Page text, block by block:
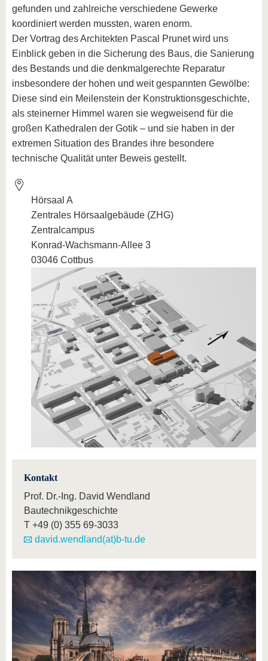
gefunden und zahlreiche verschiedene Gewerke
koordiniert werden mussten, waren enorm.
Der Vortrag des Architekten Pascal Prunet wird uns
Einblick geben in die Sicherung des Baus, die Sanierung
des Bestands und die denkmalgerechte Reparatur
insbesondere der hohen und weit gespannten Gewölbe:
Diese sind ein Meilenstein der Konstruktionsgeschichte,
als steinerner Himmel waren sie wegweisend für die
großen Kathedralen der Gotik – und sie haben in der
extremen Situation des Brandes ihre besondere
technische Qualität unter Beweis gestellt.
Hörsaal A
Zentrales Hörsaalgebäude (ZHG)
Zentralcampus
Konrad-Wachsmann-Allee 3
03046 Cottbus
Kontakt
Prof. Dr.-Ing. David Wendland
Bautechnikgeschichte
T +49 (0) 355 69-3033
david.wendland(at)b-tu.de